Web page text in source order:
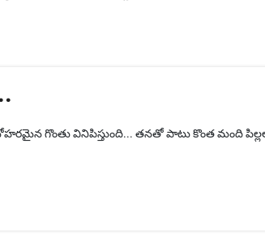
గొంతు వినిపిస్తుంది... తనతో పాటు కొంత మంది